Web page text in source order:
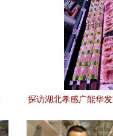
探访湖北孝感广能华